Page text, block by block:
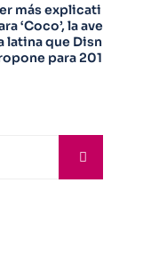
más explicati
‘Coco’, la ave
latina que Disn
para 201